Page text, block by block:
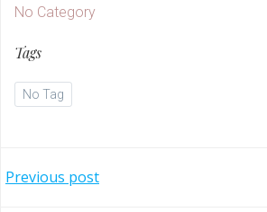
No Category
Tags
No Tag
Post
Previous post